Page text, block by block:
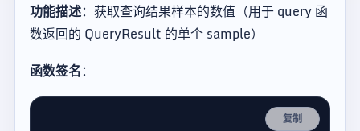
功能描述：获取查询结果样本的数值（用于 query 函
数返回的 QueryResult 的单个 sample）
函数签名：
复制